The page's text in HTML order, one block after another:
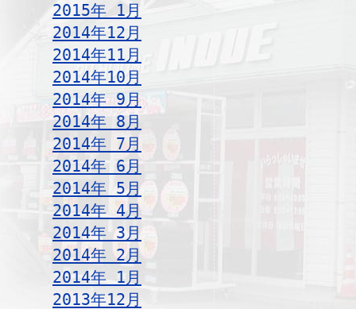
2015年 1月
2014年12月
2014年11月
2014年10月
2014年 9月
2014年 8月
2014年 7月
2014年 6月
2014年 5月
2014年 4月
2014年 3月
2014年 2月
2014年 1月
2013年12月